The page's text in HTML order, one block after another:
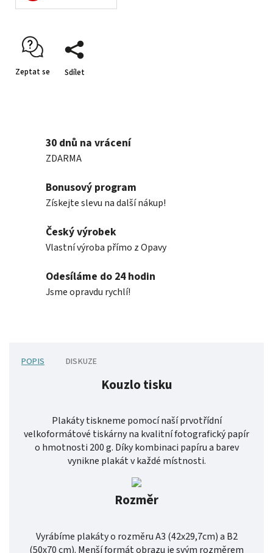
Zeptat se Sdílet
30 dnů na vrácení
ZDARMA
Bonusový program
Získejte slevu na další nákup!
Český výrobek
Vlastní výroba přímo z Opavy
Odesíláme do 24 hodin
Jsme opravdu rychlí!
POPIS DISKUZE
Kouzlo tisku
Plakáty tiskneme pomocí naší prvotřídní
velkoformátové tiskárny na kvalitní fotografický papír
o hmotnosti 200 g. Díky kombinaci papíru a barev
vynikne plakát v každé místnosti.
Rozměr
Vyrábíme plakáty o rozměru A3 (42x29,7cm) a B2
(50x70 cm). Menší formát obrazu je svým rozměrem